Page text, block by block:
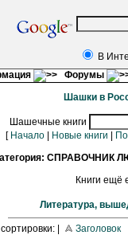
В
Форумы
Шашки в
Шашечные книги
[ Начало Новые книги
Книги ещё
Литература,
| Заголовок